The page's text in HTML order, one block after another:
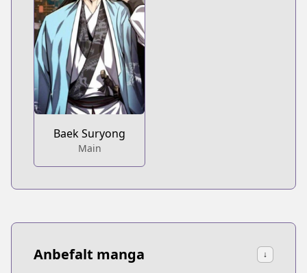
Baek Suryong
Main
Anbefalt manga ↓